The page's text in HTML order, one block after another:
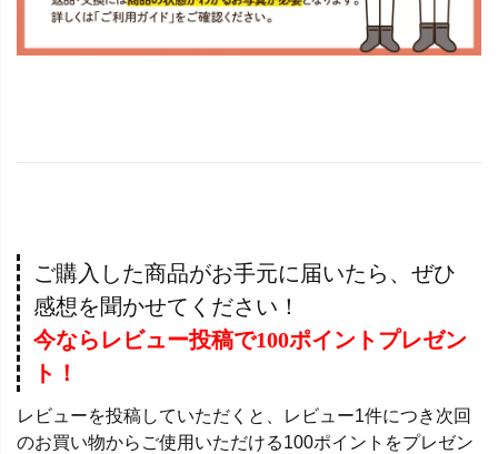
ご購入した商品がお手元に届いたら、ぜひ
感想を聞かせてください！
今ならレビュー投稿で100ポイントプレゼン
ト！
レビューを投稿していただくと、レビュー1件につき次回
のお買い物からご使用いただける100ポイントをプレゼン